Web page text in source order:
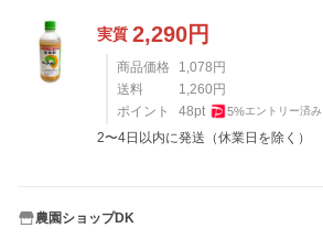
実質 2,290円
商品価格 1,078円
送料
1,260円
ポイント
48pt 5%エントリー済み
2〜4日以内に発送（休業日を除く）
農園ショップDK